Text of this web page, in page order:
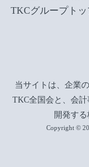
TKCグループトッ
当サイトは、企業
TKC全国会と、会
開発す
Copyright ©